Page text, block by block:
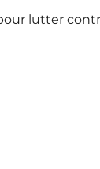
lutter